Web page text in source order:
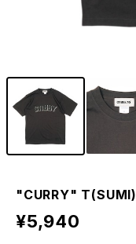
"CURRY" T(SUMI)
¥5,940